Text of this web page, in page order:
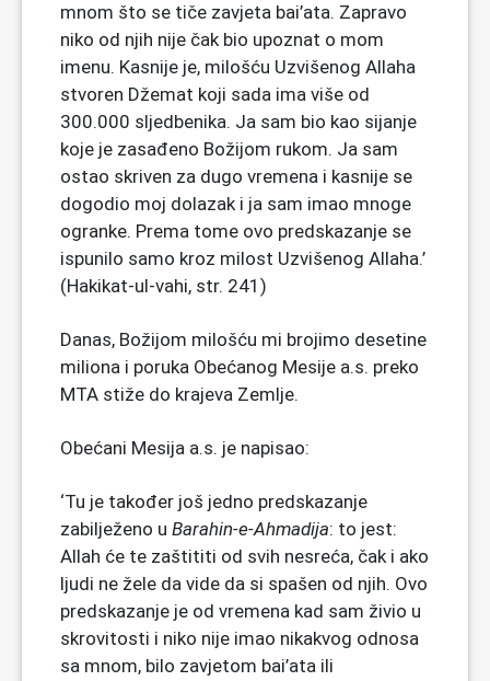
mnom što se tiče zavjeta bai’ata. Zapravo
niko od njih nije čak bio upoznat o mom
imenu. Kasnije je, milošću Uzvišenog Allaha
stvoren Džemat koji sada ima više od
300.000 sljedbenika. Ja sam bio kao sijanje
koje je zasađeno Božijom rukom. Ja sam
ostao skriven za dugo vremena i kasnije se
dogodio moj dolazak i ja sam imao mnoge
ogranke. Prema tome ovo predskazanje se
ispunilo samo kroz milost Uzvišenog Allaha.’
(Hakikat-ul-vahi, str. 241)
Danas, Božijom milošću mi brojimo desetine
miliona i poruka Obećanog Mesije a.s. preko
MTA stiže do krajeva Zemlje.
Obećani Mesija a.s. je napisao:
‘Tu je također još jedno predskazanje
zabilježeno u Barahin-e-Ahmadija: to jest:
Allah će te zaštititi od svih nesreća, čak i ako
ljudi ne žele da vide da si spašen od njih. Ovo
predskazanje je od vremena kad sam živio u
skrovitosti i niko nije imao nikakvog odnosa
sa mnom, bilo zavjetom bai’ata ili